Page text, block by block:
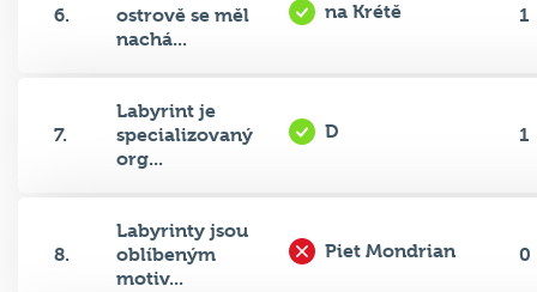
6.
ostrově se měl
nachá...
na Krétě 1
7.
Labyrint je
specializovaný
org...
D 1
8.
Labyrinty jsou
oblíbeným
motiv...
Piet Mondrian 0